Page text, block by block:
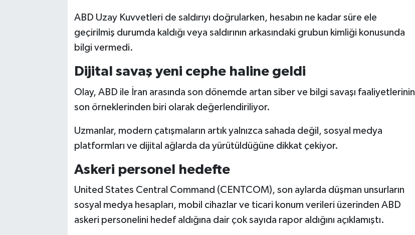
ABD Uzay Kuvvetleri de saldırıyı doğrularken, hesabın ne kadar süre ele
geçirilmiş durumda kaldığı veya saldırının arkasındaki grubun kimliği konusunda
bilgi vermedi.
Dijital savaş yeni cephe haline geldi
Olay, ABD ile İran arasında son dönemde artan siber ve bilgi savaşı faaliyetlerinin
son örneklerinden biri olarak değerlendiriliyor.
Uzmanlar, modern çatışmaların artık yalnızca sahada değil, sosyal medya
platformları ve dijital ağlarda da yürütüldüğüne dikkat çekiyor.
Askeri personel hedefte
United States Central Command (CENTCOM), son aylarda düşman unsurların
sosyal medya hesapları, mobil cihazlar ve ticari konum verileri üzerinden ABD
askeri personelini hedef aldığına dair çok sayıda rapor aldığını açıklamıştı.